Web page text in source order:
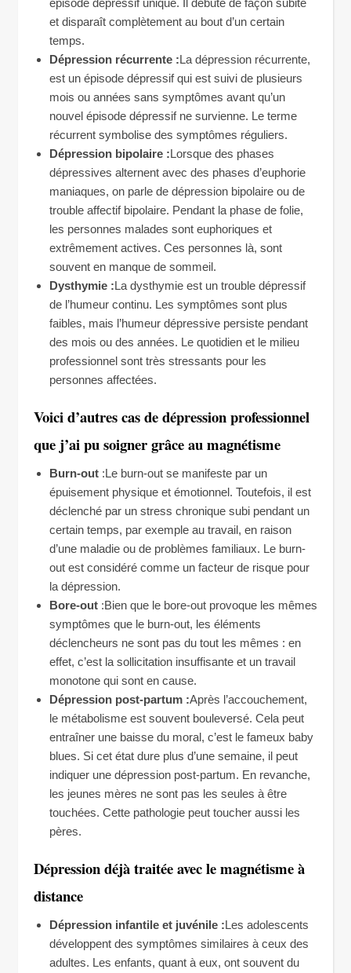
et disparaît complètement au bout d’un certain
temps.
Dépression récurrente :La dépression récurrente,
est un épisode dépressif qui est suivi de plusieurs
mois ou années sans symptômes avant qu’un
nouvel épisode dépressif ne survienne. Le terme
récurrent symbolise des symptômes réguliers.
Dépression bipolaire :Lorsque des phases
dépressives alternent avec des phases d’euphorie
maniaques, on parle de dépression bipolaire ou de
trouble affectif bipolaire. Pendant la phase de folie,
les personnes malades sont euphoriques et
extrêmement actives. Ces personnes là, sont
souvent en manque de sommeil.
Dysthymie :La dysthymie est un trouble dépressif
de l’humeur continu. Les symptômes sont plus
faibles, mais l’humeur dépressive persiste pendant
des mois ou des années. Le quotidien et le milieu
professionnel sont très stressants pour les
personnes affectées.
Voici d’autres cas de dépression professionnel
que j’ai pu soigner grâce au magnétisme
Burn-out :Le burn-out se manifeste par un
épuisement physique et émotionnel. Toutefois, il est
déclenché par un stress chronique subi pendant un
certain temps, par exemple au travail, en raison
d’une maladie ou de problèmes familiaux. Le burn-
out est considéré comme un facteur de risque pour
la dépression.
Bore-out :Bien que le bore-out provoque les mêmes
symptômes que le burn-out, les éléments
déclencheurs ne sont pas du tout les mêmes : en
effet, c’est la sollicitation insuffisante et un travail
monotone qui sont en cause.
Dépression post-partum :Après l’accouchement,
le métabolisme est souvent bouleversé. Cela peut
entraîner une baisse du moral, c’est le fameux baby
blues. Si cet état dure plus d’une semaine, il peut
indiquer une dépression post-partum. En revanche,
les jeunes mères ne sont pas les seules à être
touchées. Cette pathologie peut toucher aussi les
pères.
Dépression déjà traitée avec le magnétisme à
distance
Dépression infantile et juvénile :Les adolescents
développent des symptômes similaires à ceux des
adultes. Les enfants, quant à eux, ont souvent du